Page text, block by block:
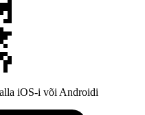
alla iOS-i või Androidi